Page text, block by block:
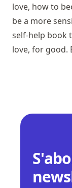
love, how to
be a more
self-help book
love, for good.